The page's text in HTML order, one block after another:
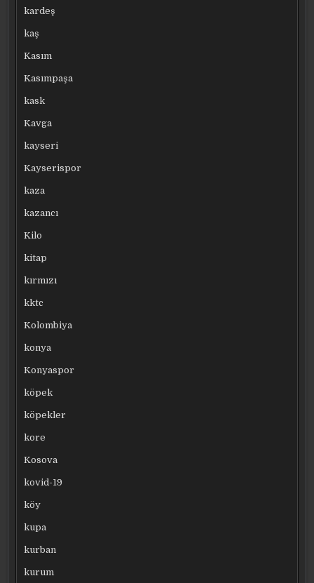
kardeş
kaş
Kasım
Kasımpaşa
kask
Kavga
kayseri
Kayserispor
kaza
kazancı
Kilo
kitap
kırmızı
kktc
Kolombiya
konya
Konyaspor
köpek
köpekler
kore
Kosova
kovid-19
köy
kupa
kurban
kurum